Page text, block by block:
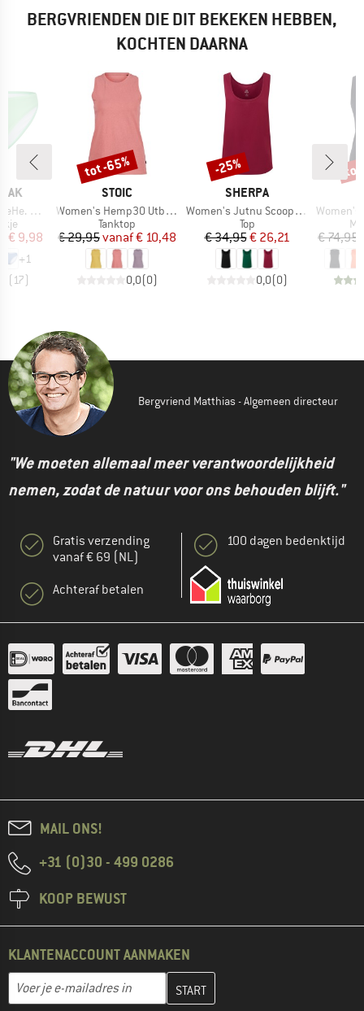
BERGVRIENDEN DIE DIT BEKEKEN HEBBEN,
KOCHTEN DAARNA
Pant
prijs
€ 9,98
+1
(17)
MERK
STOIC
Artikel
Women's Hemp30 UtbySt. Tank
Productgroep
Tanktop
Prijs
€ 29,95 Verlaagde prijs
vanaf€ 10,48
0,0(0)
Korting
tot -65%
MERK
SHERPA
Artikel
Women's Jutnu Scoop Neck Tank
Productgroep
Top
Prijs
€ 34,95Verlaagde prijs
€ 26,21
0,0(0)
Korting
-25%
Artikel
Women's
€ 74,95
Bergvriend Matthias - Algemeen directeur
"We moeten allemaal meer verantwoordelijkheid
nemen, zodat de natuur voor ons behouden blijft."
Gratis verzending
vanaf € 69 (NL)
Achteraf betalen
100 dagen bedenktijd
MAIL ONS!
+31 (0)30 - 499 0286
KOOP BEWUST
KLANTENACCOUNT AANMAKEN
E-mailadres
Vul je e-mailadres hier in en maak in de volgende stap je